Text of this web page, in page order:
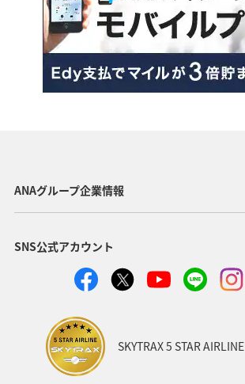
ANAグループ企業情報
SNS公式アカウント
SKYTRAX 5 STAR AIRLINE